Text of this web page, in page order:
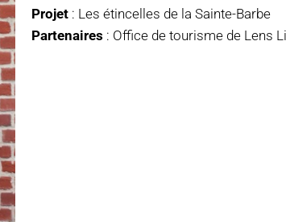
Projet : Les étincelles de la Sainte-Barbe
Partenaires : Office de tourisme de Lens